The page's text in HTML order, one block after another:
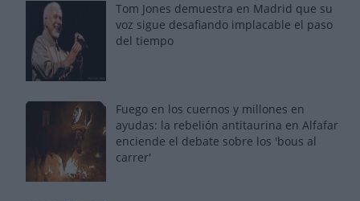
Tom Jones demuestra en Madrid que su
voz sigue desafiando implacable el paso
del tiempo
Fuego en los cuernos y millones en
ayudas: la rebelión antitaurina en Alfafar
enciende el debate sobre los 'bous al
carrer'